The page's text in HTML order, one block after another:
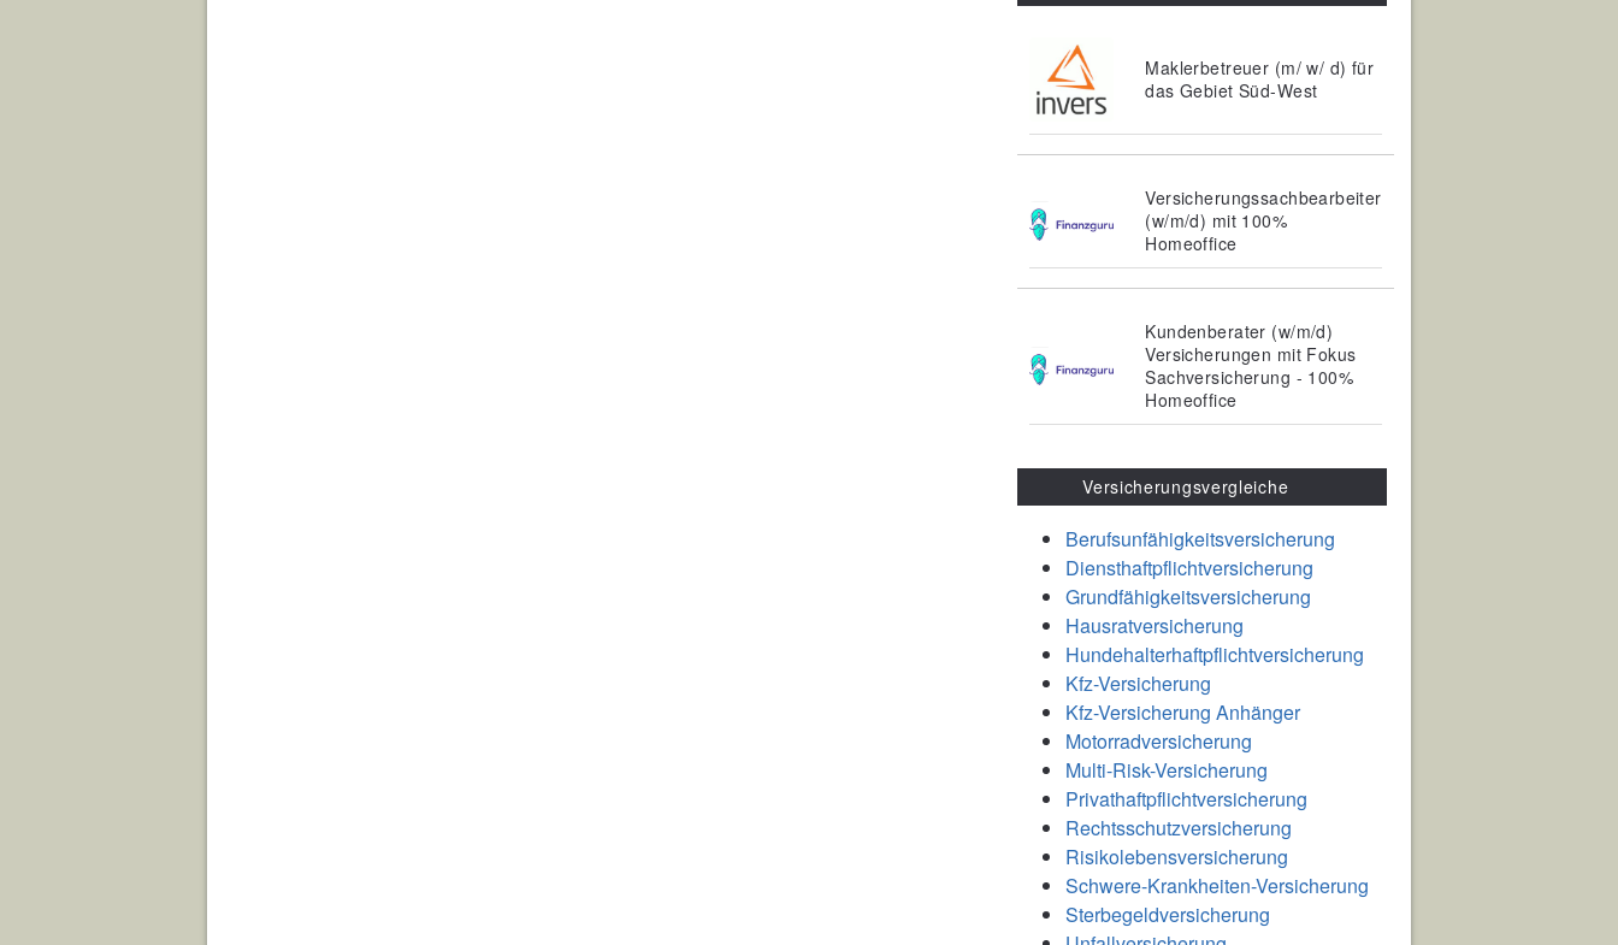
Maklerbetreuer (m/ w/ d) für
das Gebiet Süd-West
Versicherungssachbearbeiter
(w/m/d) mit 100%
Homeoffice
Kundenberater (w/m/d)
Versicherungen mit Fokus
Sachversicherung - 100%
Homeoffice
Versicherungsvergleiche
Berufsunfähigkeitsversicherung
Diensthaftpflichtversicherung
Grundfähigkeitsversicherung
Hausratversicherung
Hundehalterhaftpflichtversicherung
Kfz-Versicherung
Kfz-Versicherung Anhänger
Motorradversicherung
Multi-Risk-Versicherung
Privathaftpflichtversicherung
Rechtsschutzversicherung
Risikolebensversicherung
Schwere-Krankheiten-Versicherung
Sterbegeldversicherung